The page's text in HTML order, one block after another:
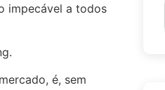
impecável a todos
é, sem